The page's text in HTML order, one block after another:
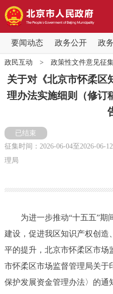
要闻动态 政务公开 政
要闻动态
党中央精神 国务
北京要闻 会议
各区热点
政务公开
决策公开 专
政务服务
政民互动 > 政策性文件意见征
关于对《北京市怀柔区
理办法实施细则（修订
已结束
征集时间： 2026-06-04至 2026-06-12
理局
为进一步推动“十五五”期
建设，促进我区知识产权创造
平的提升，北京市怀柔区市场
市怀柔区市场监督管理局关于
保护发展资金管理办法〉的通